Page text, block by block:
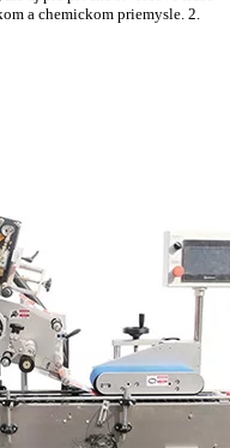
a chemickom priemysle. 2.